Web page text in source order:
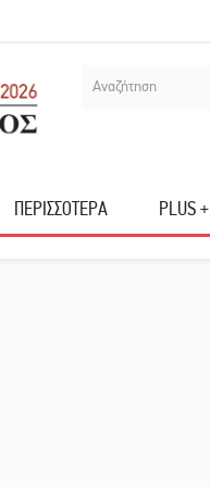
ΠΕΡΙΣΣΟΤΕΡΑ PLUS +